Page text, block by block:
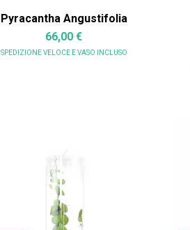
Pyracantha Angustifolia
66,00 €
SPEDIZIONE VELOCE E VASO INCLUSO